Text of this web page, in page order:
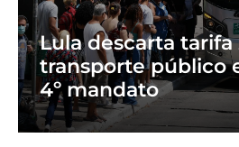
Lula descarta tarifa
transporte público
4º mandato